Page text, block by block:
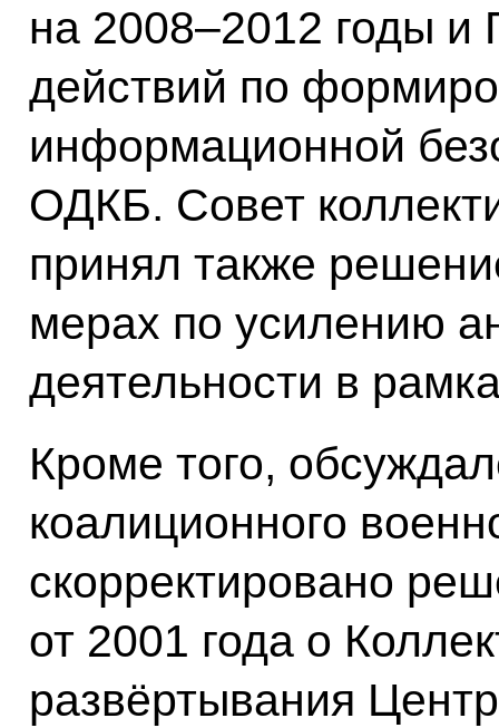
на 2008–2012 годы
действий по
информационной
ОДКБ. Совет
принял также
мерах по усилению
деятельности в
Кроме того,
коалиционного
скорректировано
от 2001 года о
развёртывания